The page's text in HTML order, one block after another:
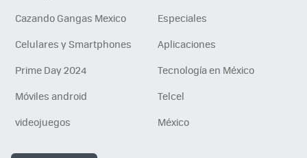
Cazando Gangas Mexico
Especiales
Celulares y Smartphones
Aplicaciones
Prime Day 2024
Tecnología en México
Móviles android
Telcel
videojuegos
México